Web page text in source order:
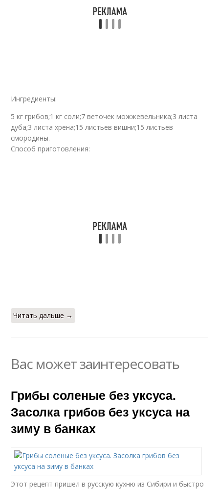
Ингредиенты:
5 кг грибов;1 кг соли;7 веточек можжевельника;3 листа
дуба;3 листа хрена;15 листьев вишни;15 листьев
смородины.
Способ приготовления:
Читать дальше →
Вас может заинтересовать
Грибы соленые без уксуса.
Засолка грибов без уксуса на
зиму в банках
Этот рецепт пришел в русскую кухню из Сибири и быстро